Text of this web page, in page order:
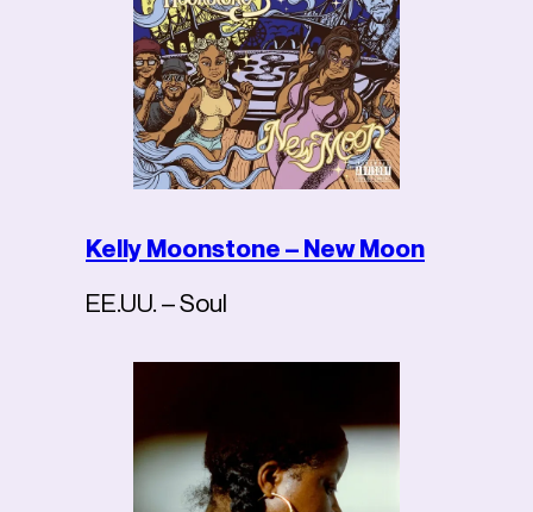
Kelly Moonstone – New Moon
EE.UU. – Soul